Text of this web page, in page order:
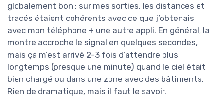
globalement bon : sur mes sorties, les distances et
tracés étaient cohérents avec ce que j’obtenais
avec mon téléphone + une autre appli. En général, la
montre accroche le signal en quelques secondes,
mais ça m’est arrivé 2-3 fois d’attendre plus
longtemps (presque une minute) quand le ciel était
bien chargé ou dans une zone avec des bâtiments.
Rien de dramatique, mais il faut le savoir.